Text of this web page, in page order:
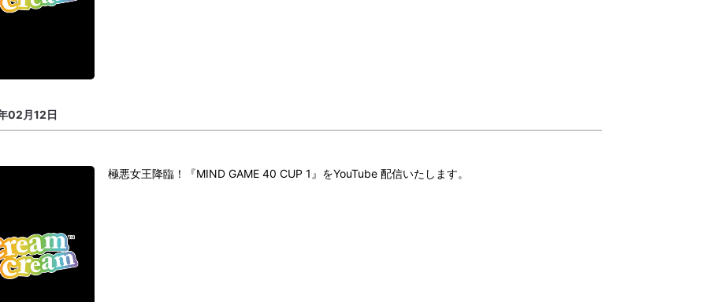
02月12日
極悪女王降臨！『MIND GAME 40 CUP 1』をYouTube 配信いたします。